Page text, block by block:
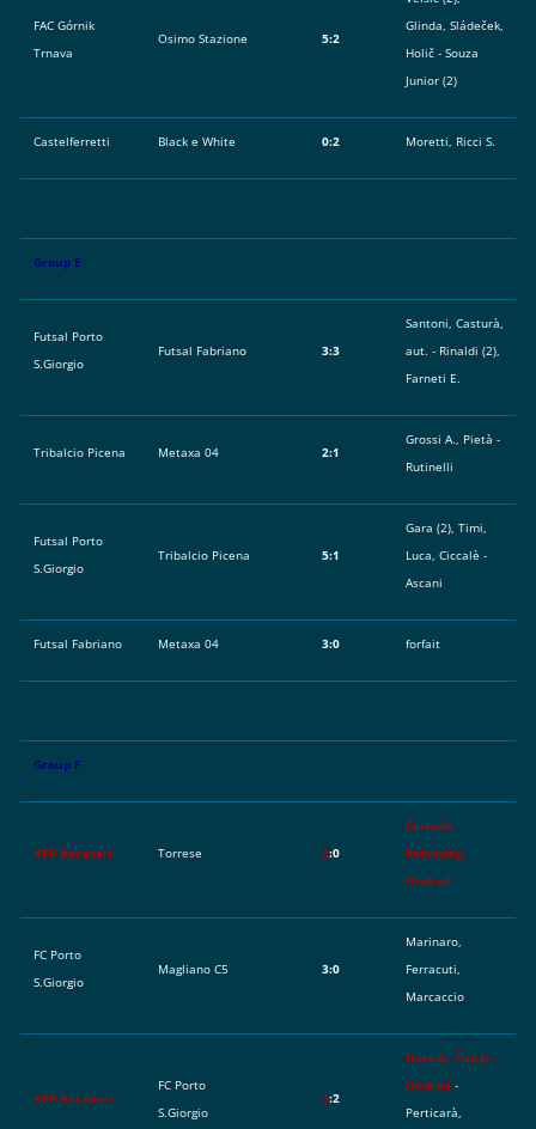
FAC Górnik
Trnava
Osimo Stazione 5:2
Glinda, Sládeček,
Holič - Souza
Junior (2)
Castelferretti Black e White 0:2 Moretti, Ricci S.
Group E
Futsal Porto
S.Giorgio
Futsal Fabriano 3:3
Santoni, Casturà,
aut. - Rinaldi (2),
Farneti E.
Tribalcio Picena Metaxa 04 2:1
Grossi A., Pietà -
Rutinelli
Futsal Porto
S.Giorgio
Tribalcio Picena 5:1
Gara (2), Timi,
Luca, Ciccalè -
Ascani
Futsal Fabriano Metaxa 04 3:0 forfait
Group F
KPP Baraberi Torrese 3:0
Čermák,
Polomský,
Ondruš
FC Porto
S.Giorgio
Magliano C5 3:0
Marinaro,
Ferracuti,
Marcaccio
KPP Baraberi
FC Porto
S.Giorgio
3:2
Horvát, Čuhár,
Ondruš-
Perticarà,